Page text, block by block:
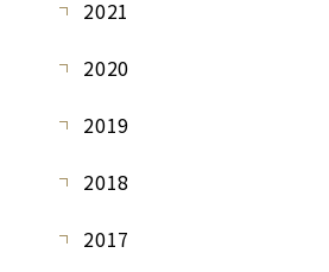
2021
2020
2019
2018
2017